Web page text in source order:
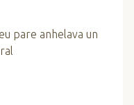
pare anhelava un